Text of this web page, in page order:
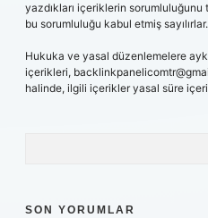
yazdıkları içeriklerin
bu sorumluluğu kabul etmiş sayılırlar.
Hukuka ve yasal düzenlemelere
içerikleri,
halinde, ilgili içerikler yasal süre
SON YORUMLAR